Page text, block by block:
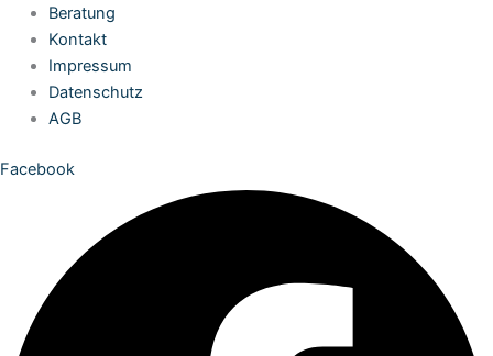
Zum
Inhalt
springen
Beratung
Kontakt
Impressum
Datenschutz
AGB
Facebook